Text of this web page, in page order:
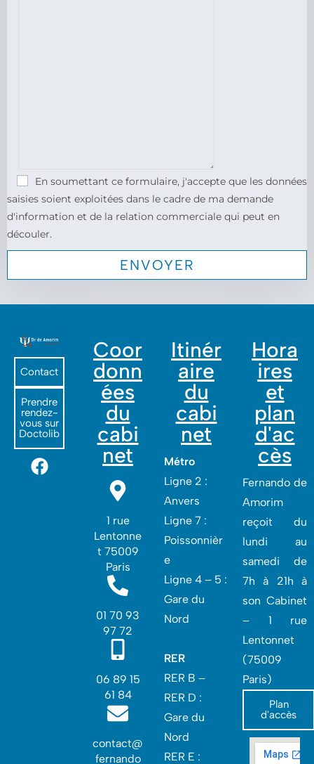
En soumettant ce formulaire, j'accepte que les données
saisies soient exploitées dans le cadre de ma demande
d'information et de la relation commerciale qui peut en
découler.
Contact
Prendre
rendez-
vous sur
Doctolib
Coor
donn
ées
du
cabi
net
1 rue
Lentonne
t 75009
Paris
01 70 93
97 72
06 89 15
61 84
contact@
fernando
Itinér
aire
du
cabi
net
Métro
Ligne 2 :
Anvers
Ligne 7 :
Poissonnièr
e
Ligne 4 – 5 :
Gare du
Nord
RER
RER B –
RER D :
Gare du
Nord‎
RER E :
Hora
ires
et
plan
d'ac
cès
Fernando de
Amorim
reçoit du
lundi au
samedi de
7h à 21h à
son Cabinet
– 1 rue
Lentonnet
(75009
Paris)
Plan
d'accès